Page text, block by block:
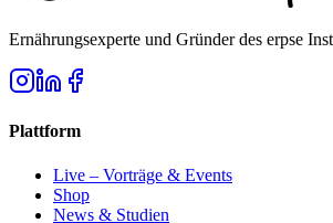
Ernährungsexperte und Gründer des erpse
Plattform
Live – Vorträge & Events
Shop
News & Studien